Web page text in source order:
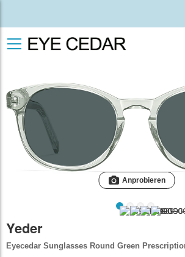
Anprobieren
Yeder
Eyecedar Sunglasses Round Green